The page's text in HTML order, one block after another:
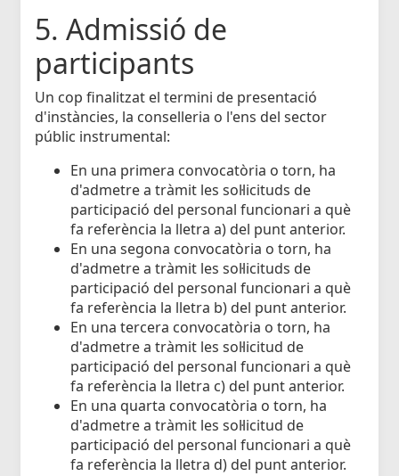
5. Admissió de
participants
Un cop finalitzat el termini de presentació
d'instàncies, la conselleria o l'ens del sector
públic instrumental:
En una primera convocatòria o torn, ha
d'admetre a tràmit les sol·licituds de
participació del personal funcionari a què
fa referència la lletra a) del punt anterior.
En una segona convocatòria o torn, ha
d'admetre a tràmit les sol·licituds de
participació del personal funcionari a què
fa referència la lletra b) del punt anterior.
En una tercera convocatòria o torn, ha
d'admetre a tràmit les sol·licitud de
participació del personal funcionari a què
fa referència la lletra c) del punt anterior.
En una quarta convocatòria o torn, ha
d'admetre a tràmit les sol·licitud de
participació del personal funcionari a què
fa referència la lletra d) del punt anterior.